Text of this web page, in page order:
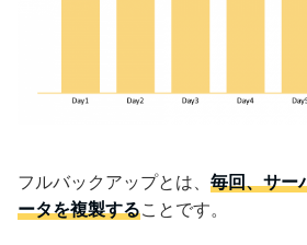
フルバックアップとは、 毎回、サー
ータを複製することです。